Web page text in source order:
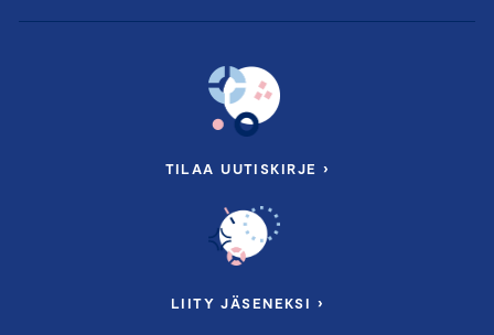
TILAA UUTISKIRJE ›
LIITY JÄSENEKSI ›